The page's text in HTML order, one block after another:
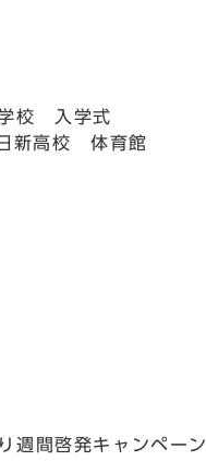
校 入学式
新高校 体育館
週間啓発キャンペーン